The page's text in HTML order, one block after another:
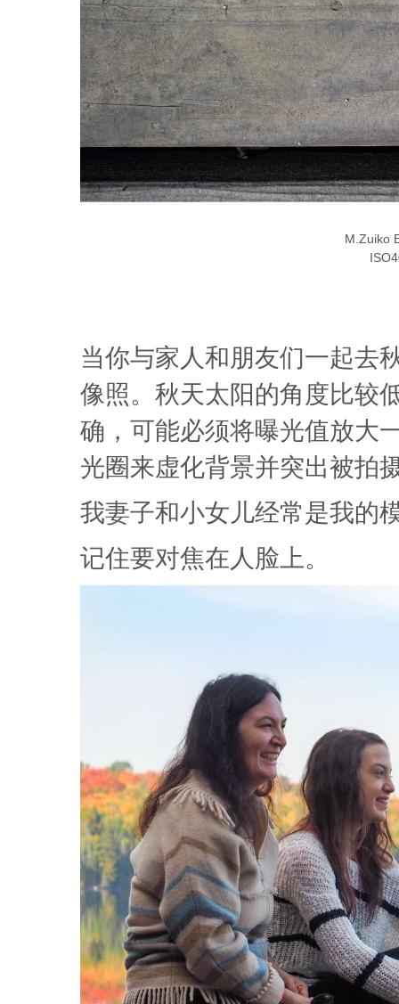
M.Zuiko
当你与家人和朋友们一起去
像照。秋天太阳的角度比较
确，可能必须将曝光值放大
光圈来虚化背景并突出被拍
我妻子和小女儿经常是我的
记住要对焦在人脸上。